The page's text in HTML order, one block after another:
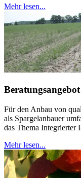
Mehr lesen...
Für den Anbau von
als Spargelanbauer
das Thema Integrierter
Mehr lesen...